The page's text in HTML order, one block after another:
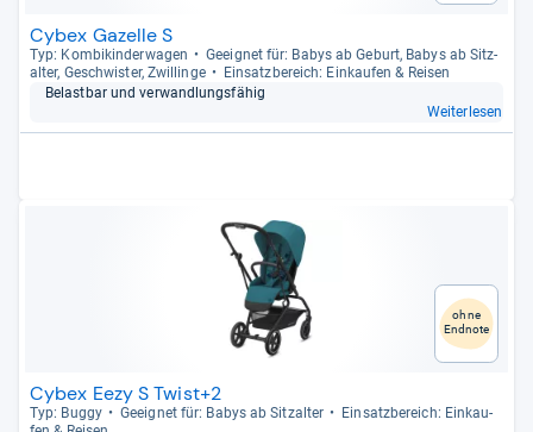
Cybex Gazelle S
Typ: Kom­bi­kin­der­wa­gen
Geeig­net für: Babys ab Geburt, Babys ab Sitz­
al­ter, Geschwis­ter, Zwil­linge
Ein­satz­be­reich: Ein­kau­fen & Rei­sen
Belast­bar und ver­wand­lungs­fä­hig
Weiterlesen
ohne
Endnote
Cybex Eezy S Twist+2
Typ: Buggy Geeig­net für: Babys ab Sitz­al­ter
Ein­satz­be­reich: Ein­kau­